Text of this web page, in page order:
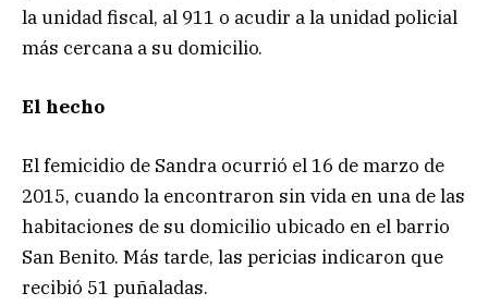
la unidad fiscal, al 911 o acudir a la unidad policial
más cercana a su domicilio.
El hecho
El femicidio de Sandra ocurrió el 16 de marzo de
2015, cuando la encontraron sin vida en una de las
habitaciones de su domicilio ubicado en el barrio
San Benito. Más tarde, las pericias indicaron que
recibió 51 puñaladas.